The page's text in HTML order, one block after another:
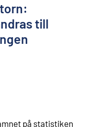
till
på statistiken